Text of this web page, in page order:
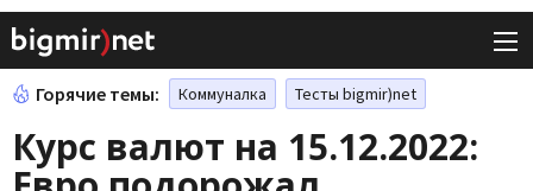
Горячие темы: Коммуналка Тесты bigmir)net
Курс валют на 15.12.2022: